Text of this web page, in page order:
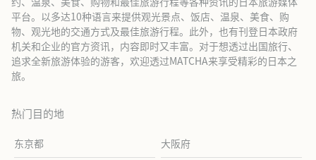
平台。以多达10种语言来提供观光景点、饭店、温泉、美食、购
物、观光地的交通方式及最佳旅游行程。此外，也有刊登日本政府
机关和企业的官方资讯，内容即时又丰富。对于想透过出国旅行、
追求全新旅游体验的游客，欢迎透过MATCHA来享受精彩的日本之
旅。
热门目的地
东京都 大阪府